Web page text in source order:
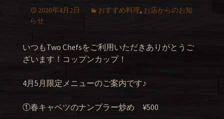
2026年4月2日 おすすめ料理, お店からのお知
らせ
いつもTwo Chefsをご利用いただきありがとうご
ざいます！コップンカップ！
4月5月限定メニューのご案内です♪
①春キャベツのナンプラー炒め ¥500